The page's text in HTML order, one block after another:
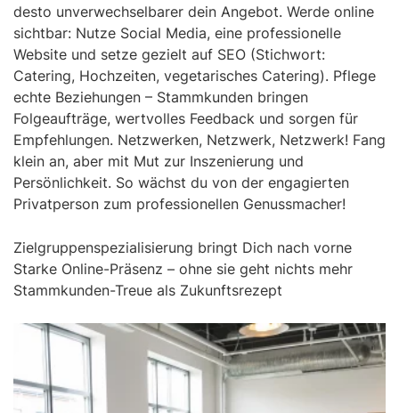
desto unverwechselbarer dein Angebot. Werde online
sichtbar: Nutze Social Media, eine professionelle
Website und setze gezielt auf SEO (Stichwort:
Catering, Hochzeiten, vegetarisches Catering). Pflege
echte Beziehungen – Stammkunden bringen
Folgeaufträge, wertvolles Feedback und sorgen für
Empfehlungen. Netzwerken, Netzwerk, Netzwerk! Fang
klein an, aber mit Mut zur Inszenierung und
Persönlichkeit. So wächst du von der engagierten
Privatperson zum professionellen Genussmacher!
Zielgruppenspezialisierung bringt Dich nach vorne
Starke Online-Präsenz – ohne sie geht nichts mehr
Stammkunden-Treue als Zukunftsrezept